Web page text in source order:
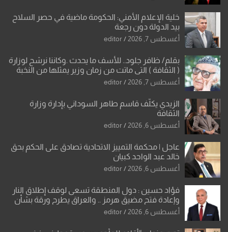
خلية الإعلام الأمني: الحكومة ماضية في حصر السلاح
بيد الدولة دون رجعة
أغسطس 7, 2026 editor
بقلم/ ظافر جلود.. للأسف ما يحدث .وكاننا نرشح لوزارة
( الثقافة ) التي ماتت من زمان وزير يمثلها من النخبة
والإرث العظيم للثقافة العراقية..
أغسطس 7, 2026 editor
الزيدي يكلّف قاسم طاهر السوداني بإدارة وزارة
الثقافة
أغسطس 6, 2026 editor
عاجل | محكمة التمييز الاتحادية تصادق على الحكم بحق
خالد عبد الواحد كبيان
أغسطس 6, 2026 editor
فؤاد حسين : دول المنطقة تسعى لوقف إطلاق النار
وإعادة فتح مضيق هرمز .. والعراق يطرح ورقة بشأن
تحولات القدس
أغسطس 6, 2026 editor